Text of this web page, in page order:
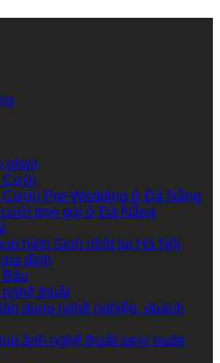
phim
Cưới
Cưới| Pre-Wedding ở Đà Nẵng
trọn gói ở Đà Nẵng
hình Sinh nhật tại Hà Nội
đình
thuật
dung nghề nghiệp, doanh
ảnh nghệ thuật sexy nude